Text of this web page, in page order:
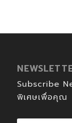
Subscribe
พิเศษเพื่อคุณ